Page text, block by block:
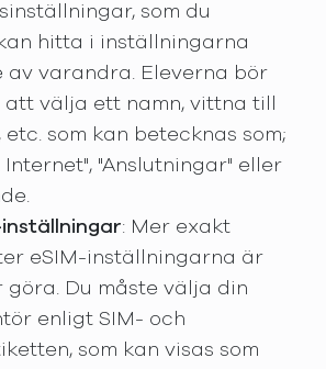
som du
hitta i inställningarna
av varandra. Eleverna bör
att välja ett namn, vittna till
etc. som kan betecknas som;
Internet", "Anslutningar" eller
inställningar: Mer exakt
eSIM-inställningarna är
göra. Du måste välja din
enligt SIM- och
som kan visas som